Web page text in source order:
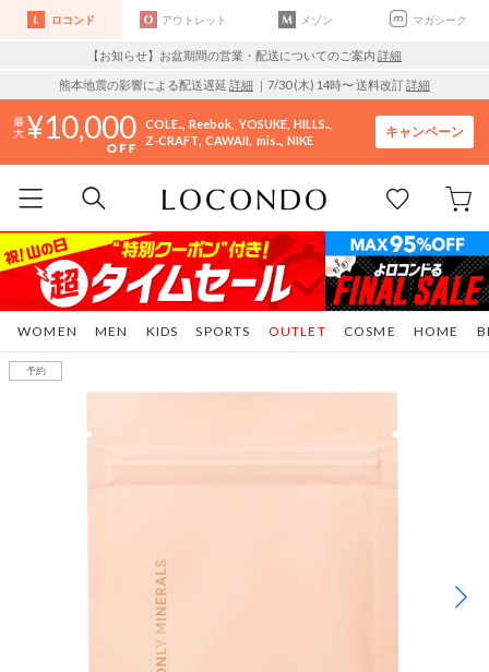
ロコンド アウトレット メゾン マガシーク
【お知らせ】お盆期間の営業・配送についてのご案内 詳細
熊本地震の影響による配送遅延 詳細 ｜7/30 (木) 14時〜 送料改訂詳細
10,000 COLE.. Reebok YOSUKE HILLS..
Z-CRAFT CAWAII mis.. NIKE
キャンペーン
WOMEN MEN KIDS SPORTS COSME HOME
OUTLET